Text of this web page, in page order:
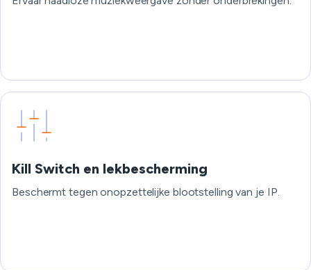
Kill Switch en lekbescherming
Beschermt tegen onopzettelijke blootstelling van je IP.